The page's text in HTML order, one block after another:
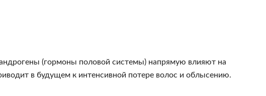
(гормоны половой системы) напрямую влияют на
в будущем к интенсивной потере волос и облысению.